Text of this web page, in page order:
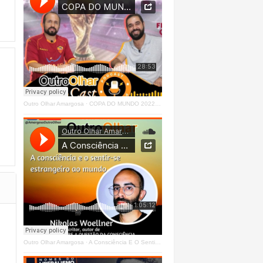
Outro Olhar Amargosa · COPA DO MUNDO 2022 - OUTRO OLHAR CAST #O1 Right
Outro Olhar Amargosa · A Consciência E O Sentir - Se Estrangeiro Ao Mundo